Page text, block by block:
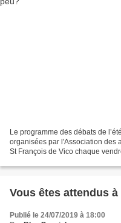
Le programme des débats de
organisées par l'Association des
St François de Vico chaque
Vous êtes attendus à
Publié le 24/07/2019 à 18:00